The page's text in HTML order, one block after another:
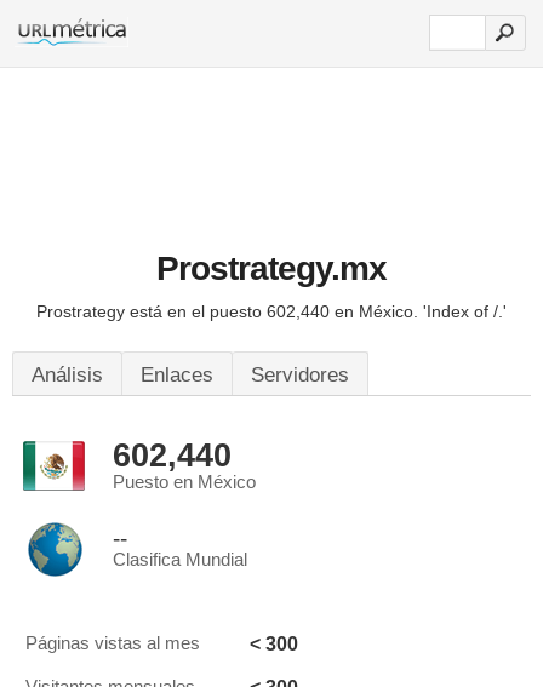
Prostrategy.mx
Prostrategy está en el puesto 602,440 en México. 'Index of /.'
Análisis Enlaces Servidores
602,440
Puesto en México
--
Clasifica Mundial
Páginas vistas al mes < 300